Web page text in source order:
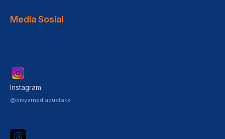
Media Sosial
Instagram
@divyamediapustaka